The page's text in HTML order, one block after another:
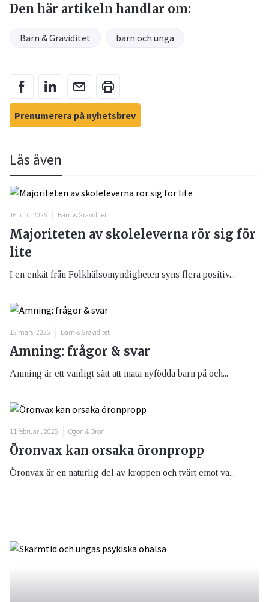
Den här artikeln handlar om:
Barn & Graviditet barn och unga
Prenumerera på nyhetsbrev
Läs även
16 juni, 2026 Barn & Graviditet
Majoriteten av skoleleverna rör sig för
lite
I en enkät från Folkhälsomyndigheten syns flera positiv...
12 mars, 2025 Barn & Graviditet
Amning: frågor & svar
Amning är ett vanligt sätt att mata nyfödda barn på och...
11 februari, 2025 Ögon & Öron
Öronvax kan orsaka öronpropp
Öronvax är en naturlig del av kroppen och tvärt emot va...